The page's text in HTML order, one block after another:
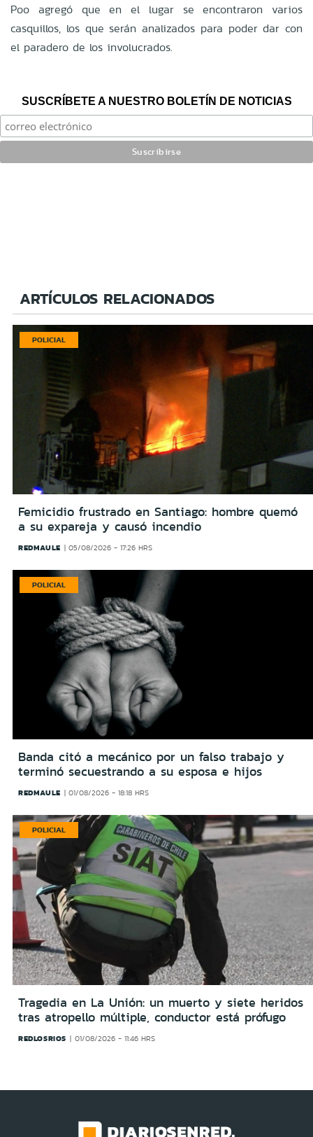
Poo agregó que en el lugar se encontraron varios
casquillos, los que serán analizados para poder dar con
el paradero de los involucrados.
SUSCRÍBETE A NUESTRO BOLETÍN DE NOTICIAS
ARTÍCULOS RELACIONADOS
POLICIAL
Femicidio frustrado en Santiago: hombre quemó
a su expareja y causó incendio
REDMAULE 05/08/2026 - 17:26 HRS
POLICIAL
Banda citó a mecánico por un falso trabajo y
terminó secuestrando a su esposa e hijos
REDMAULE 01/08/2026 - 18:18 HRS
POLICIAL
Tragedia en La Unión: un muerto y siete heridos
tras atropello múltiple, conductor está prófugo
REDLOSRIOS 01/08/2026 - 11:46 HRS